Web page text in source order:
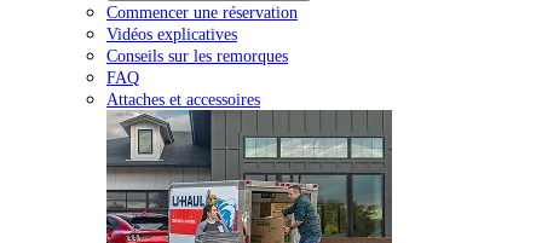
Commencer une réservation
Vidéos explicatives
Conseils sur les remorques
FAQ
Attaches et accessoires